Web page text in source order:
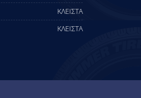
ΚΛΕΙΣΤΑ
ΚΛΕΙΣΤΑ